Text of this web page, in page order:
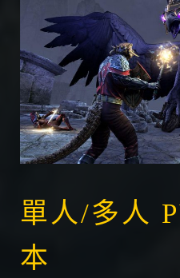
單人/多人
本